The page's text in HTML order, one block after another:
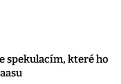
spekulacím, které ho